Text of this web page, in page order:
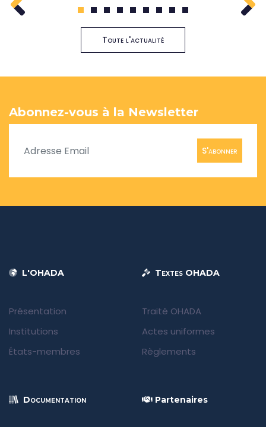
1 2 3 4 5 6 7 8 9
Toute l'actualité
Abonnez-vous à la Newsletter
S'abonner
L'OHADA
Présentation
Institutions
États-membres
Textes OHADA
Traité OHADA
Actes uniformes
Règlements
Documentation Partenaires